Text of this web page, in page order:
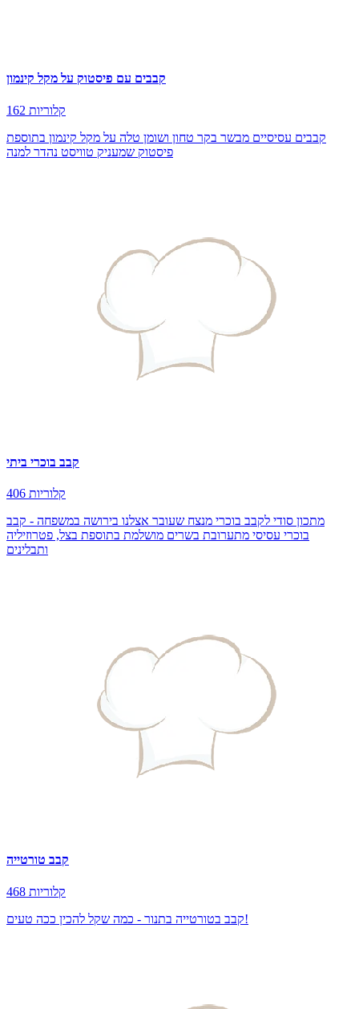
קבבים עם פיסטוק על מקל קינמון
162 קלוריות
קבבים עסיסיים מבשר בקר טחון ושומן טלה על מקל קינמון בתוספת
פיסטוק שמעניק טוויסט נהדר למנה
קבב בוכרי ביתי
406 קלוריות
מתכון סודי לקבב בוכרי מנצח שעובר אצלנו בירושה במשפחה - קבב
בוכרי עסיסי מתערובת בשרים מושלמת בתוספת בצל, פטרוזיליה
ותבלינים
קבב טורטייה
468 קלוריות
קבב בטורטייה בתנור - כמה שקל להכין ככה טעים!